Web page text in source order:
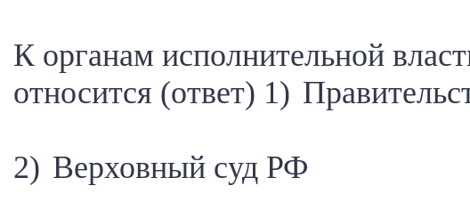
К органам исполнительной
относится (ответ) 1)
2) Верховный суд РФ